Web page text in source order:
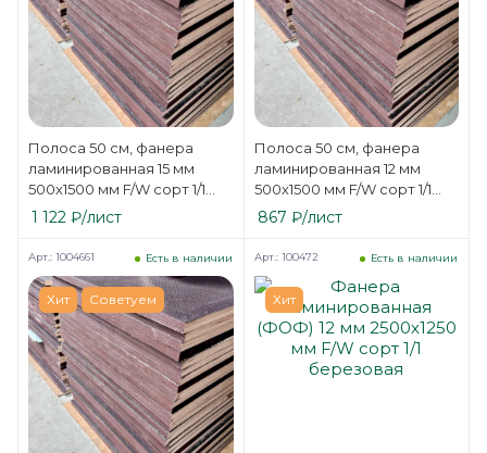
Полоса 50 см, фанера
ламинированная 15 мм
500х1500 мм F/W сорт 1/1
березовая
1 122 ₽/лист
Полоса 50 см, фанера
ламинированная 12 мм
500х1500 мм F/W сорт 1/1
березовая
867 ₽/лист
Хит Советуем
Есть в наличии
Арт.: 1004661
Хит
Есть в наличии
Арт.: 100472